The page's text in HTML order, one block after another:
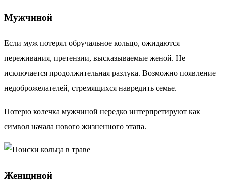
Мужчиной
Если муж потерял обручальное кольцо, ожидаются
переживания, претензии, высказываемые женой. Не
исключается продолжительная разлука. Возможно появление
недоброжелателей, стремящихся навредить семье.
Потерю колечка мужчиной нередко интерпретируют как
символ начала нового жизненного этапа.
Женщиной